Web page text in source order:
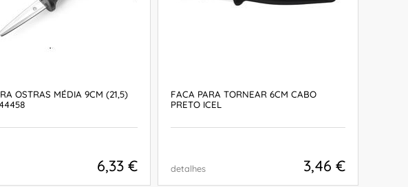
OSTRAS MÉDIA 9CM (21,5)
6,33 €
FACA PARA TORNEAR 6CM CABO
PRETO ICEL
detalhes 3,46 €